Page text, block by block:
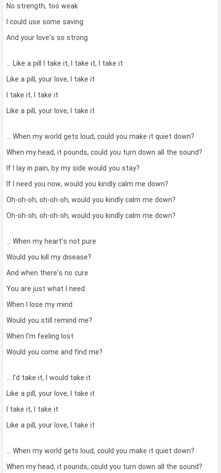
No strength, too weak
I could use some saving
And your love’s so strong
… Like a pill I take it, I take it, I take it
Like a pill, your love, I take it
I take it, I take it
Like a pill, your love, I take it
… When my world gets loud, could you make it quiet down?
When my head, it pounds, could you turn down all the sound?
If I lay in pain, by my side would you stay?
If I need you now, would you kindly calm me down?
Oh-oh-oh, oh-oh-oh, would you kindly calm me down?
Oh-oh-oh, oh-oh-oh, would you kindly calm me down?
… When my heart’s not pure
Would you kill my disease?
And when there’s no cure
You are just what I need
When I lose my mind
Would you still remind me?
When I’m feeling lost
Would you come and find me?
… I’d take it, I would take it
Like a pill, your love, I take it
I take it, I take it
Like a pill, your love, I take it
… When my world gets loud, could you make it quiet down?
When my head, it pounds, could you turn down all the sound?